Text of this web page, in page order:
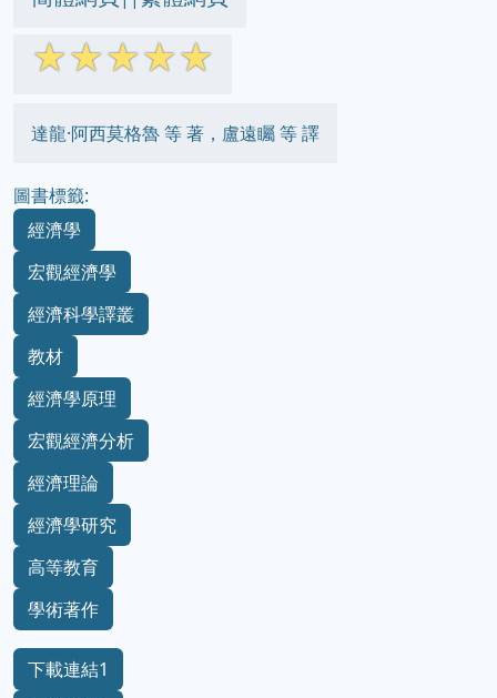
☆☆☆☆☆
達龍·阿西莫格魯 等 著，盧遠矚 等 譯
圖書標籤:
經濟學
宏觀經濟學
經濟科學譯叢
教材
經濟學原理
宏觀經濟分析
經濟理論
經濟學研究
高等教育
學術著作
下載連結1